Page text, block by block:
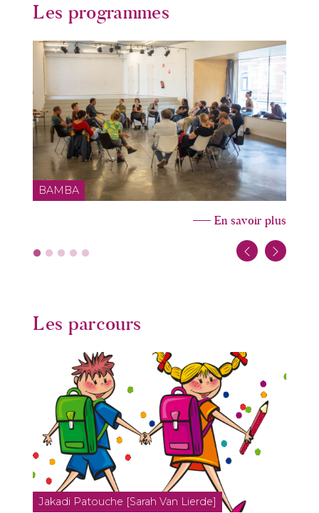
Les programmes
BAMBA
En savoir plus
Les parcours
Jakadi Patouche [Sarah Van Lierde]